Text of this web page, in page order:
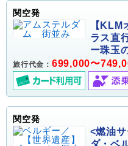
関空発
【KLM
ラス直
ー珠玉
旅行代金： 699,000〜
関空発
<燃油
ダ・ベ